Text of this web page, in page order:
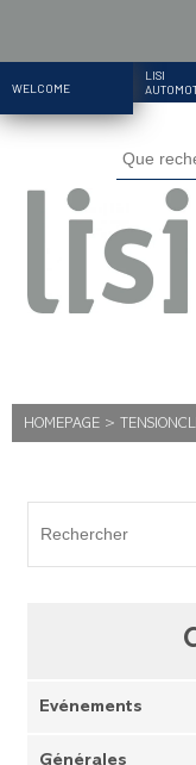
WELCOME
LISI
HOMEPAGE >
Evénements